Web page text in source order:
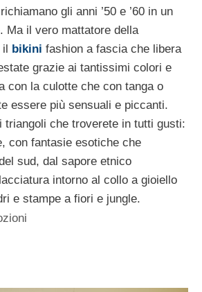
gli anni ’50 e ’60 in un
Ma il vero mattatore della
il bikini fashion a fascia che libera
grazie ai tantissimi colori e
con la culotte che con tanga o
essere più sensuali e piccanti.
triangoli che troverete in tutti gusti:
con fantasie esotiche che
sud, dal sapore etnico
intorno al collo a gioiello
e stampe a fiori e jungle.